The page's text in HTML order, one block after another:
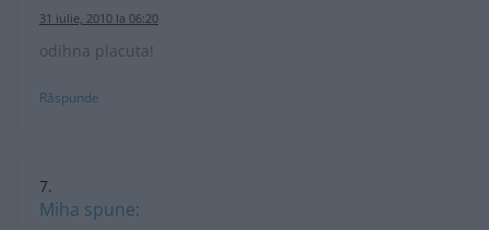
31 iulie, 2010 la 06:20
odihna placuta!
Răspunde
Miha spune: